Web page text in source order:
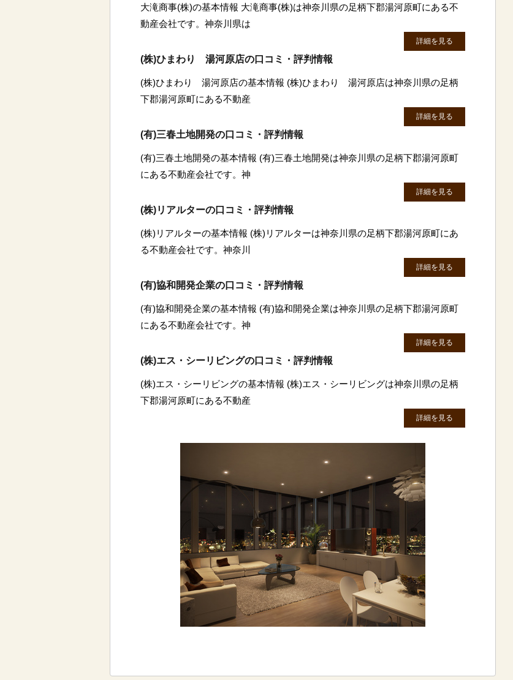
大滝商事(株)の基本情報 大滝商事(株)は神奈川県の足柄下郡湯河原町にある不
動産会社です。神奈川県は
詳細を見る
(株)ひまわり 湯河原店の口コミ・評判情報
(株)ひまわり 湯河原店の基本情報 (株)ひまわり 湯河原店は神奈川県の足柄
下郡湯河原町にある不動産
詳細を見る
(有)三春土地開発の口コミ・評判情報
(有)三春土地開発の基本情報 (有)三春土地開発は神奈川県の足柄下郡湯河原町
にある不動産会社です。神
詳細を見る
(株)リアルターの口コミ・評判情報
(株)リアルターの基本情報 (株)リアルターは神奈川県の足柄下郡湯河原町にあ
る不動産会社です。神奈川
詳細を見る
(有)協和開発企業の口コミ・評判情報
(有)協和開発企業の基本情報 (有)協和開発企業は神奈川県の足柄下郡湯河原町
にある不動産会社です。神
詳細を見る
(株)エス・シーリビングの口コミ・評判情報
(株)エス・シーリビングの基本情報 (株)エス・シーリビングは神奈川県の足柄
下郡湯河原町にある不動産
詳細を見る